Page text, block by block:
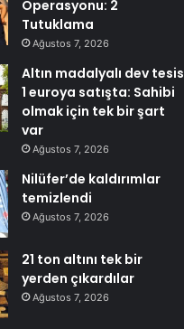
Operasyonu: 2
Tutuklama
Ağustos 7, 2026
Altın madalyalı dev tesis
1 euroya satışta: Sahibi
olmak için tek bir şart
var
Ağustos 7, 2026
Nilüfer’de kaldırımlar
temizlendi
Ağustos 7, 2026
21 ton altını tek bir
yerden çıkardılar
Ağustos 7, 2026